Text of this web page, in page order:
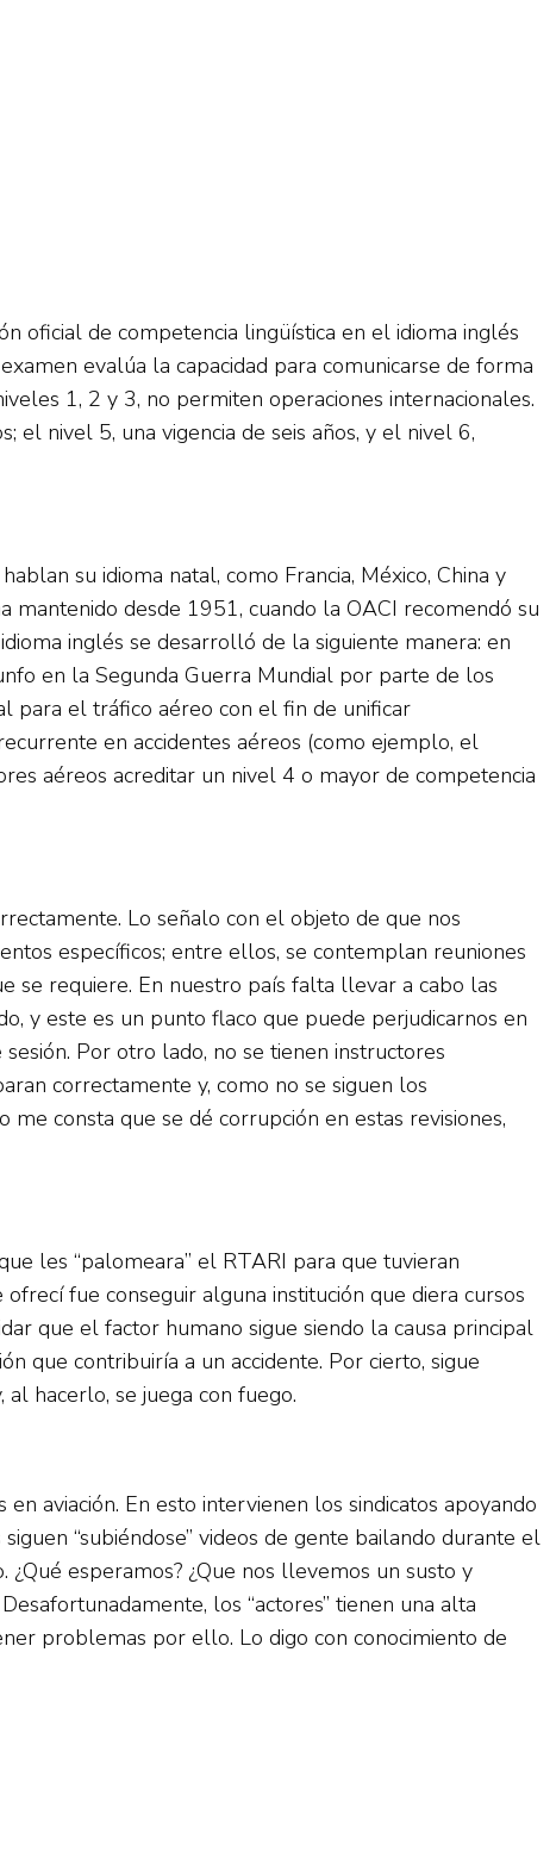
oficial de competencia lingüística en el idioma inglés
evalúa la capacidad para comunicarse de forma
1, 2 y 3, no permiten operaciones internacionales.
el nivel 5, una vigencia de seis años, y el nivel 6,
su idioma natal, como Francia, México, China y
mantenido desde 1951, cuando la OACI recomendó su
inglés se desarrolló de la siguiente manera: en
en la Segunda Guerra Mundial por parte de los
para el tráfico aéreo con el fin de unificar
en accidentes aéreos (como ejemplo, el
aéreos acreditar un nivel 4 o mayor de competencia
Lo señalo con el objeto de que nos
específicos; entre ellos, se contemplan reuniones
se requiere. En nuestro país falta llevar a cabo las
y este es un punto flaco que puede perjudicarnos en
Por otro lado, no se tienen instructores
correctamente y, como no se siguen los
consta que se dé corrupción en estas revisiones,
les “palomeara” el RTARI para que tuvieran
fue conseguir alguna institución que diera cursos
que el factor humano sigue siendo la causa principal
que contribuiría a un accidente. Por cierto, sigue
hacerlo, se juega con fuego.
aviación. En esto intervienen los sindicatos apoyando
“subiéndose” videos de gente bailando durante el
esperamos? ¿Que nos llevemos un susto y
los “actores” tienen una alta
problemas por ello. Lo digo con conocimiento de